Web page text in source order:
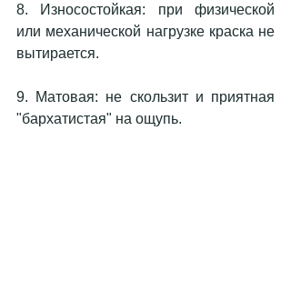
8. Износостойкая: при физической
или механической нагрузке краска не
вытирается.
9. Матовая: не скользит и приятная
"бархатистая" на ощупь.